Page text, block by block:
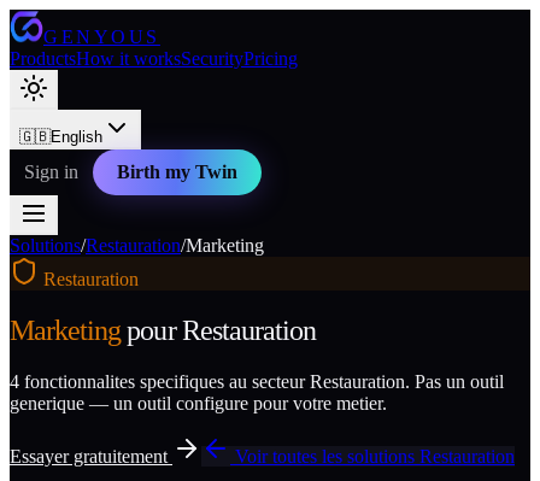
GENYOUS
ProductsHow it worksSecurityPricing
🇬🇧English
Sign in Birth my Twin
Solutions/Restauration/Marketing
Restauration
MarketingpourRestauration
4 fonctionnalites specifiques au secteurRestauration. Pas un outil
generique — un outil configure pour votre metier.
Essayer gratuitement Voir toutes les solutions Restauration